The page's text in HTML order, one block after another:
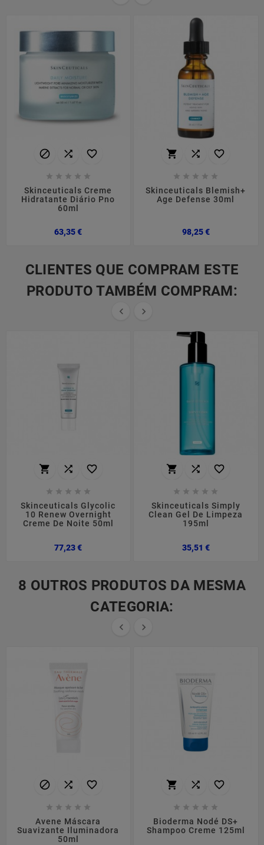
  
    
Skinceuticals Creme
Hidratante Diário Pno
60ml
63,35 €Preço
  
    
Skinceuticals Blemish+
Age Defense 30ml
98,25 €Preço
CLIENTES QUE COMPRAM ESTE
PRODUTO TAMBÉM COMPRAM:
 
  
    
Skinceuticals Glycolic
10 Renew Overnight
Creme De Noite 50ml
77,23 €Preço
  
    
Skinceuticals Simply
Clean Gel De Limpeza
195ml
35,51 €Preço
8 OUTROS PRODUTOS DA MESMA
CATEGORIA:
 
  
    
Avene Máscara
Suavizante Iluminadora
50ml
  
    
Bioderma Nodé DS+
Shampoo Creme 125ml